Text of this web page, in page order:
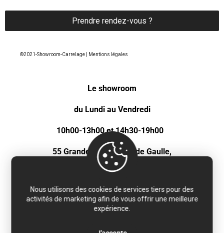
Prendre rendez-vous ?
©2021-Showroom-Carrelage | Mentions légales
Le showroom
du Lundi au Vendredi
10h00-13h00 et 14h30-19h00
55 Grande rue Charles de Gaulle,
92600 Asnières-sur Seine.
Tél: 01 44 09 06 65
Tél : 01 47 92 37 16
Email :contact@showroomcarrelage.com
Nous utilisons des cookies de services tiers pour des
activités de marketing afin de vous offrir une meilleure
expérience.